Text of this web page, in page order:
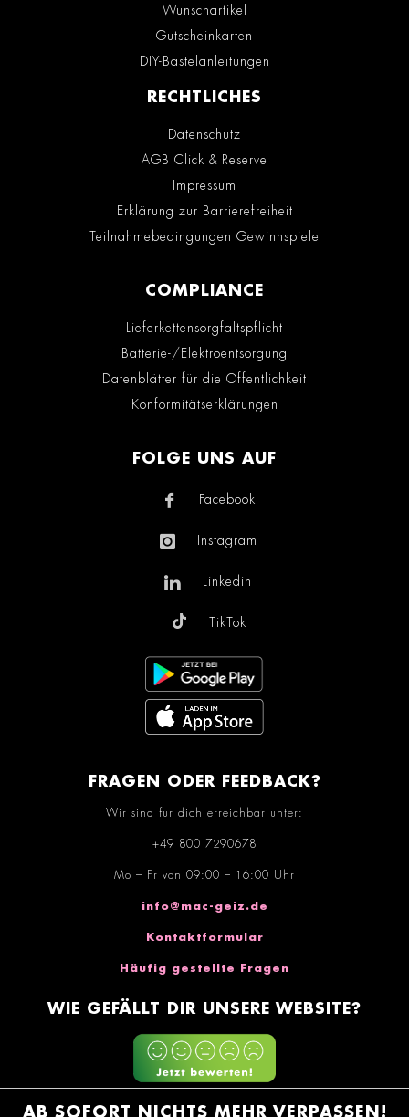
Wunschartikel
Gutscheinkarten
DIY-Bastelanleitungen
RECHTLICHES
Datenschutz
AGB Click & Reserve
Impressum
Erklärung zur Barrierefreiheit
Teilnahmebedingungen Gewinnspiele
COMPLIANCE
Lieferkettensorgfaltspflicht
Batterie-/Elektroentsorgung
Datenblätter für die Öffentlichkeit
Konformitätserklärungen
FOLGE UNS AUF
Facebook
Instagram
Linkedin
TikTok
FRAGEN ODER FEEDBACK?
Wir sind für dich erreichbar unter:
+49 800 7290678
Mo – Fr von 09:00 – 16:00 Uhr
info@mac-geiz.de
Kontaktformular
Häufig gestellte Fragen
WIE GEFÄLLT DIR UNSERE WEBSITE?
AB SOFORT NICHTS MEHR VERPASSEN!